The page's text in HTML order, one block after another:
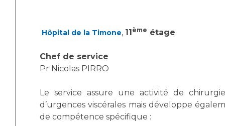
Cancer
Médecine nucléaire
Maladies rares
Anatomie et Cytologie Pathologiques
Adresser un examen au Laboratoire d'Infectiologie
Centres de référence Maladies Rares
Presse / Multimédia
Hôpital de la Timone, 11ème étage
Chef de service
Pr Nicolas PIRRO
Le service assure une activité de
d’urgences viscérales mais développe
de compétence spécifique :